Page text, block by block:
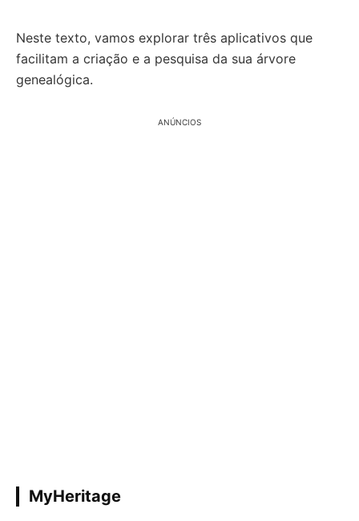
Neste texto, vamos explorar três aplicativos que
facilitam a criação e a pesquisa da sua árvore
genealógica.
ANÚNCIOS
MyHeritage